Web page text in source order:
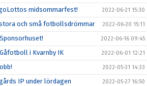
midsommarfest! 2022-06-21 15:30
och små fotbollsdrömmar 2022-06-20 15:11
2022-06-16 09:45
i Kvarnby IK 2022-06-01 12:21
2022-05-31 14:33
IP under lördagen 2022-05-27 16:50